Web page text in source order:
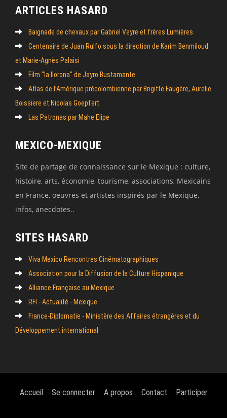
ARTICLES HASARD
Baignade de chevaux par Gabriel Veyre et frères Lumières
Centenaire de Juan Rulfo sous la direction de Karim Benmiloud
et Marie-Agnès Palaisi
Film "la llorona" de Jayro Bustamante
Atlas de l’Amérique précolombienne par Brigitte Faugère, Aurelie
Boissiere et Nicolas Goepfert
Las Patronas par Mahe Elipe
MEXICO-MEXIQUE
Site de partage de connaissance sur le Mexique : culture,
histoire, arts, économie, tourisme, associations, Mexicains
en France, oeuvres et artistes inspirés par le Mexique,
infos, anecdotes..
SITES HASARD
Viva Mexico Rencontres Cinématographiques
Association pour la Diffusion de la Culture Hispanique
Alliance Française au Mexique
RFI - Actualité - Mexique
France-Diplomatie - Ministère des Affaires étrangères et du
Développement international
Accueil Se connecter A propos Contact Participer